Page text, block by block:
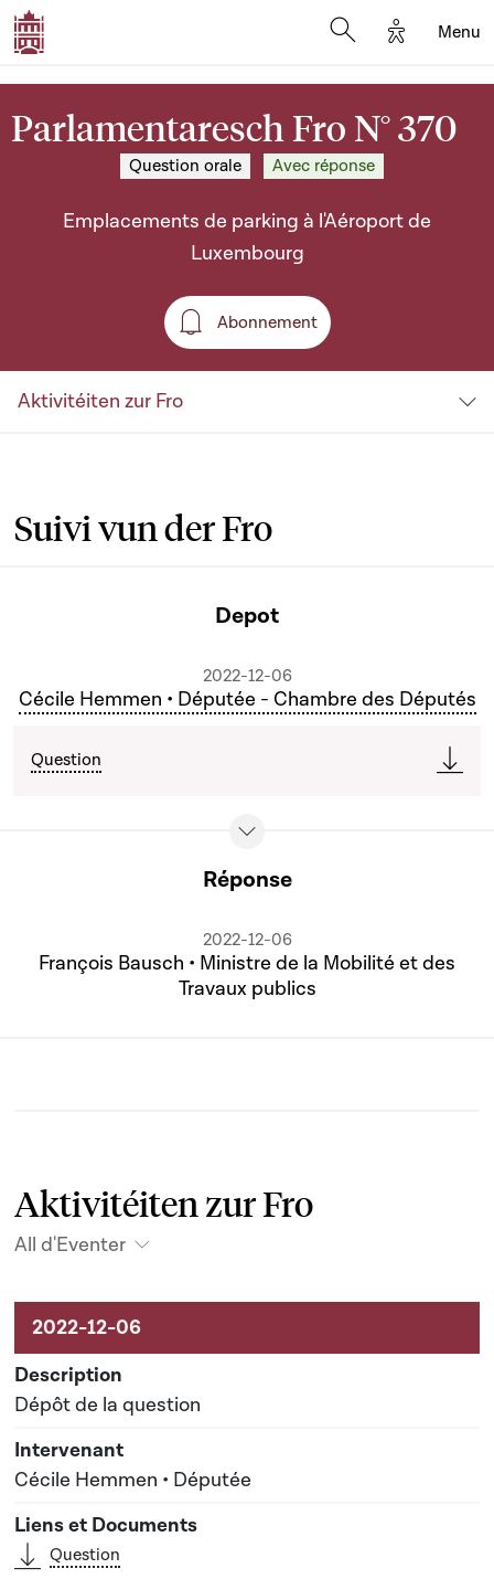
Options
Menu
Parlamentaresch Fro N° 370
Question orale Avec réponse
Emplacements de parking à l'Aéroport de
Luxembourg
Abonnement
Abonnement
Aktivitéiten zur Fro
Suivi vun der Fro
Depot
2022-12-06
Cécile Hemmen • Députée - Chambre des Députés
Question
Réponse
2022-12-06
François Bausch • Ministre de la Mobilité et des
Travaux publics
Aktivitéiten zur Fro
All d'Eventer
Aktivitéiten um Dossier
Dépôt de la question
Cécile Hemmen • Députée
Question